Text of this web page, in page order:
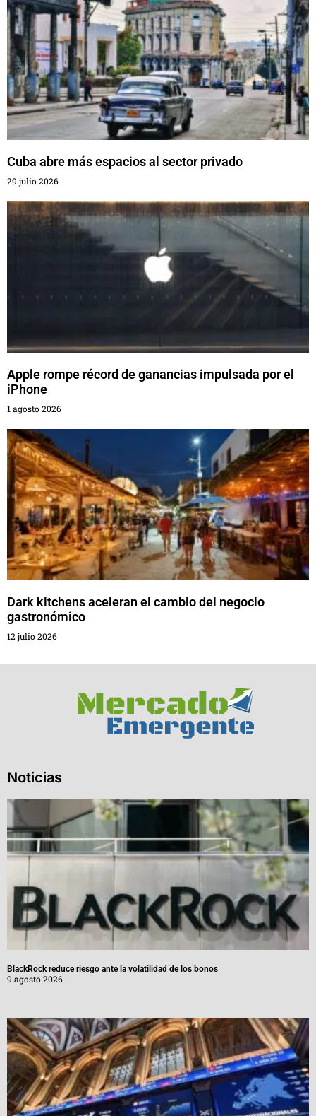
Cuba abre más espacios al sector privado
29 julio 2026
Apple rompe récord de ganancias impulsada por el
iPhone
1 agosto 2026
Dark kitchens aceleran el cambio del negocio
gastronómico
12 julio 2026
Noticias
BlackRock reduce riesgo ante la volatilidad de los bonos
9 agosto 2026